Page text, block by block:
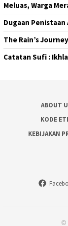
Meluas, Warga
Dugaan Penistaan
The Rain’s
Catatan Sufi :
ABOUT
KODE
KEBIJAKAN
©